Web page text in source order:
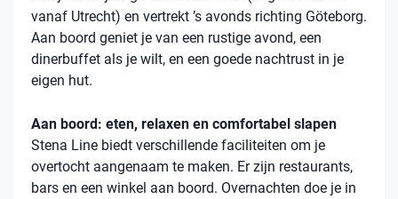
vanaf Utrecht) en vertrekt ’s avonds richting Göteborg.
Aan boord geniet je van een rustige avond, een
dinerbuffet als je wilt, en een goede nachtrust in je
eigen hut.
Aan boord: eten, relaxen en comfortabel slapen
Stena Line biedt verschillende faciliteiten om je
overtocht aangenaam te maken. Er zijn restaurants,
bars en een winkel aan boord. Overnachten doe je in